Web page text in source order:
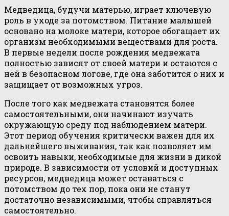
Медведица, будучи матерью, играет ключевую
роль в уходе за потомством. Питание малышей
основано на молоке матери, которое обогащает их
организм необходимыми веществами для роста.
В первые недели после рождения медвежата
полностью зависят от своей матери и остаются с
ней в безопасном логове, где она заботится о них и
защищает от возможных угроз.
После того как медвежата становятся более
самостоятельными, они начинают изучать
окружающую среду под наблюдением матери.
Этот период обучения критически важен для их
дальнейшего выживания, так как позволяет им
освоить навыки, необходимые для жизни в дикой
природе. В зависимости от условий и доступных
ресурсов, медведица может оставаться с
потомством до тех пор, пока они не станут
достаточно независимыми, чтобы справляться
самостоятельно.